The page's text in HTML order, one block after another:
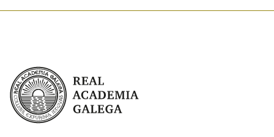
Real Academia Galega